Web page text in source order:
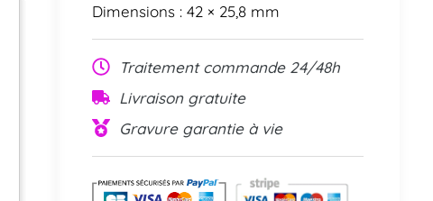
Dimensions : 42 × 25,8 mm
Traitement commande 24/48h
Livraison gratuite
Gravure garantie à vie